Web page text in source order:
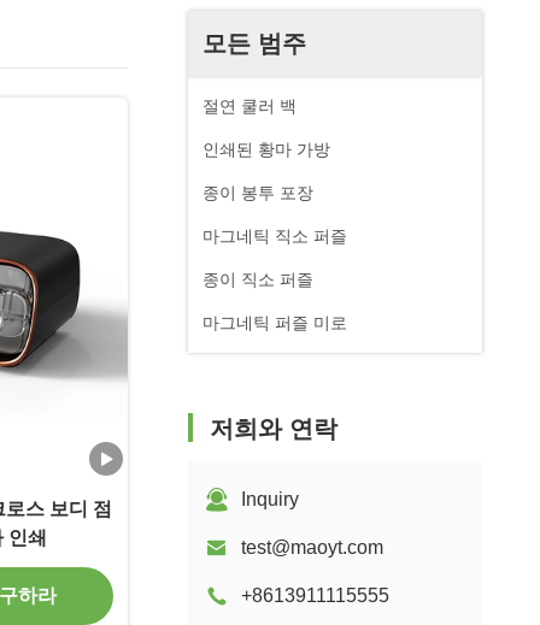
모든 범주
절연 쿨러 백
인쇄된 황마 가방
종이 봉투 포장
마그네틱 직소 퍼즐
종이 직소 퍼즐
마그네틱 퍼즐 미로
저희와 연락
Inquiry
test@maoyt.com
+8613911115555
스 보디 점
인쇄
하라